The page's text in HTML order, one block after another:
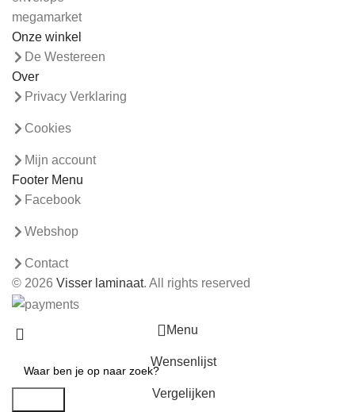
Onze winkel
De Westereen
Over
Privacy Verklaring
Cookies
Mijn account
Footer Menu
Facebook
Webshop
Contact
© 2026 Visser laminaat. All rights reserved
Menu
Wensenlijst
Vergelijken